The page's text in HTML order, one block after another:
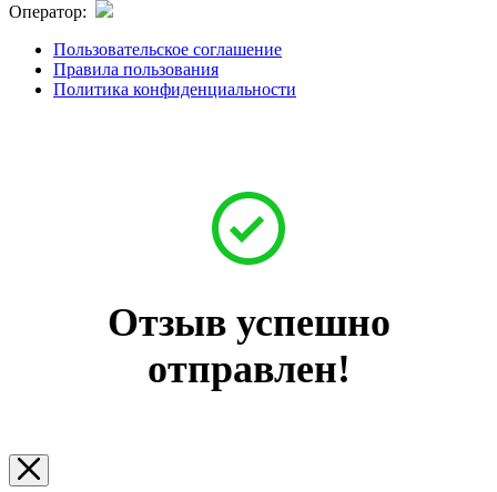
Оператор:
Пользовательское соглашение
Правила пользования
Политика конфиденциальности
Отзыв успешно
отправлен!